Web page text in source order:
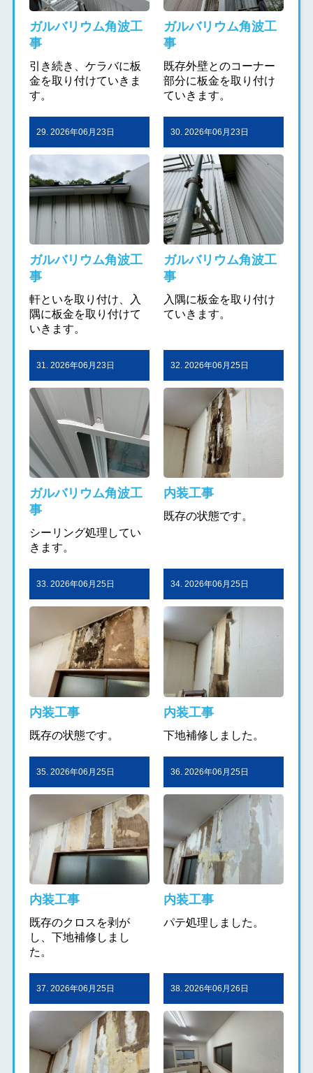
ガルバリウム角波工
事
引き続き、ケラバに板
金を取り付けていきま
す。
ガルバリウム角波工
事
既存外壁とのコーナー
部分に板金を取り付け
ていきます。
29. 2026年06月23日
ガルバリウム角波工
事
軒といを取り付け、入
隅に板金を取り付けて
いきます。
30. 2026年06月23日
ガルバリウム角波工
事
入隅に板金を取り付け
ていきます。
31. 2026年06月23日
ガルバリウム角波工
事
シーリング処理してい
きます。
32. 2026年06月25日
内装工事
既存の状態です。
33. 2026年06月25日
内装工事
既存の状態です。
34. 2026年06月25日
内装工事
下地補修しました。
35. 2026年06月25日
内装工事
既存のクロスを剥が
し、下地補修しまし
た。
36. 2026年06月25日
内装工事
パテ処理しました。
37. 2026年06月25日 38. 2026年06月26日